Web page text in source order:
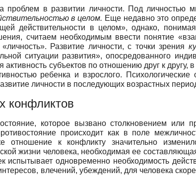
проблем в развитии личности. Под личностью
в целом. Еще недавно это
действительности в целом», однако,
считаем необходимым ввести понятие
Развитие личности, с точки зрения
ситуации развития», опосредованного
субъектов по отношению друг к
ребенка и взрослого.
личности в последующих возрастных
конфликтов
которое вызвано столкновением или
происходит как в поле
отношение к конфликту значительно
жизни человека, необходимая ее
испытывает одновременно необходимость
влечений, убеждений, для человека